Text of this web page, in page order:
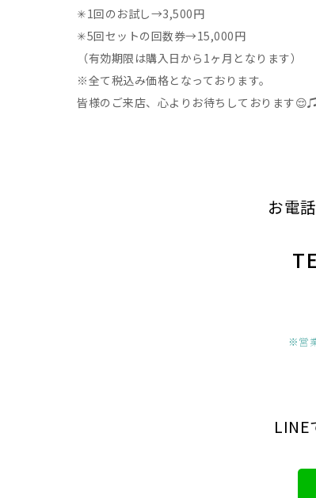
✳︎1回のお試し→3,500円
✳︎5回セットの回数券→15,000円
（有効期限は購入日から1ヶ月となります）
※全て税込み価格となっております。
皆様のご来店、心よりお待ちしております😌♫
お電
※営
LINE